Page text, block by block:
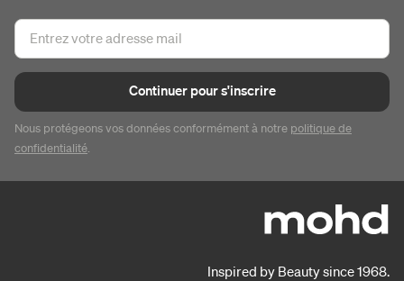
Continuer pour s'inscrire
Nous protégeons vos données conformément à notre politique de
confidentialité.
Inspired by Beauty since 1968.